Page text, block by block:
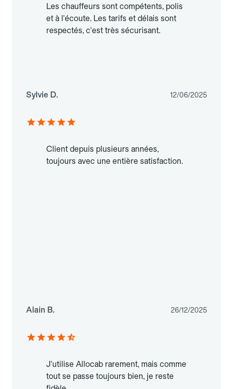
Les chauffeurs sont compétents, polis
et à l'écoute. Les tarifs et délais sont
respectés, c'est très sécurisant.
Sylvie D. 12/06/2025
Client depuis plusieurs années,
toujours avec une entière satisfaction.
Alain B. 26/12/2025
J'utilise Allocab rarement, mais comme
tout se passe toujours bien, je reste